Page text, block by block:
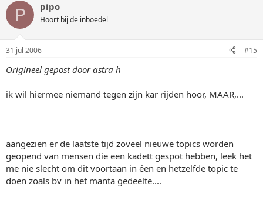
P pipo
Hoort bij de inboedel
31 jul 2006 #15
Origineel gepost door astra h
ik wil hiermee niemand tegen zijn kar rijden hoor, MAAR,...
aangezien er de laatste tijd zoveel nieuwe topics worden
geopend van mensen die een kadett gespot hebben, leek het
me nie slecht om dit voortaan in éen en hetzelfde topic te
doen zoals bv in het manta gedeelte....